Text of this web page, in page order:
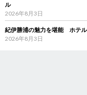
ル
2026年8月3日
紀伊勝浦の魅力を堪能 ホテ
2026年8月3日